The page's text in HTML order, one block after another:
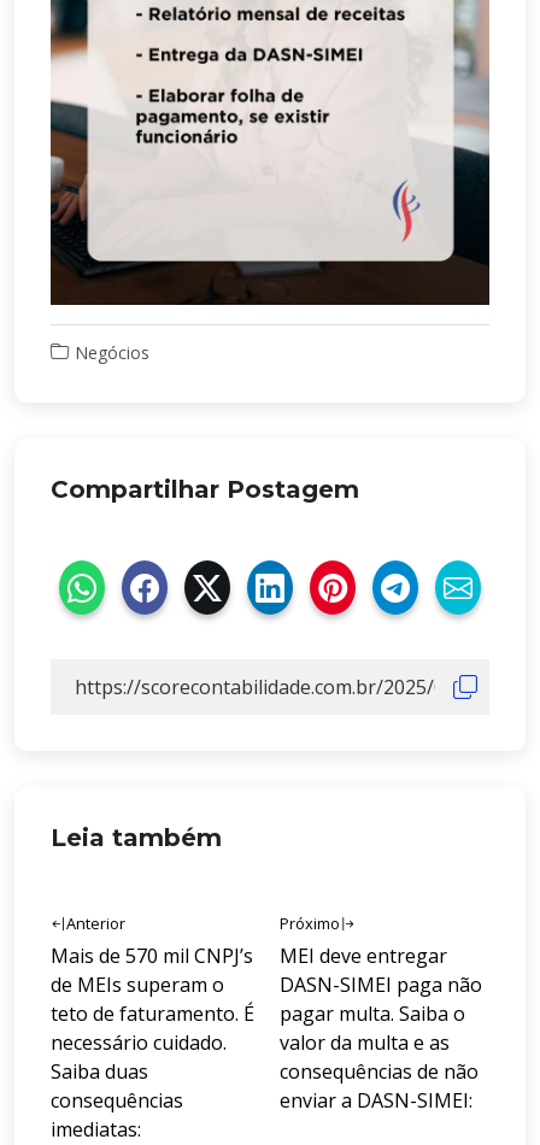
Negócios
Compartilhar Postagem
Leia também
Navegação
de
Post
Anterior
Post
Anterior:
Mais de 570 mil CNPJ’s
de MEIs superam o
teto de faturamento. É
necessário cuidado.
Saiba duas
consequências
imediatas:
Próximo
Próximo
Post:
MEI deve entregar
DASN-SIMEI paga não
pagar multa. Saiba o
valor da multa e as
consequências de não
enviar a DASN-SIMEI: